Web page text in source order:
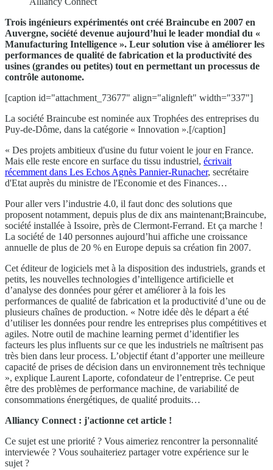
Trois ingénieurs expérimentés ont créé Braincube en 2007 en
Auvergne, société devenue aujourd’hui le leader mondial du «
Manufacturing Intelligence ». Leur solution vise à améliorer les
performances de qualité de fabrication et la productivité des
usines (grandes ou petites) tout en permettant un processus de
contrôle autonome.
[caption id="attachment_73677" align="alignleft" width="337"]
La société Braincube est nominée aux Trophées des entreprises du
Puy-de-Dôme, dans la catégorie « Innovation ».[/caption]
« Des projets ambitieux d'usine du futur voient le jour en France.
Mais elle reste encore en surface du tissu industriel, écrivait
récemment dans Les Echos Agnès Pannier-Runacher, secrétaire
d'Etat auprès du ministre de l'Economie et des Finances…
Pour aller vers l’industrie 4.0, il faut donc des solutions que
proposent notamment, depuis plus de dix ans maintenant;Braincube,
société installée à Issoire, près de Clermont-Ferrand. Et ça marche !
La société de 140 personnes aujourd’hui affiche une croissance
annuelle de plus de 20 % en Europe depuis sa création fin 2007.
Cet éditeur de logiciels met à la disposition des industriels, grands et
petits, les nouvelles technologies d’intelligence artificielle et
d’analyse des données pour gérer et améliorer à la fois les
performances de qualité de fabrication et la productivité d’une ou de
plusieurs chaînes de production. « Notre idée dès le départ a été
d’utiliser les données pour rendre les entreprises plus compétitives et
agiles. Notre outil de machine learning permet d’identifier les
facteurs les plus influents sur ce que les industriels ne maîtrisent pas
très bien dans leur process. L’objectif étant d’apporter une meilleure
capacité de prises de décision dans un environnement très technique
», explique Laurent Laporte, cofondateur de l’entreprise. Ce peut
être des problèmes de performance machine, de variabilité de
consommations énergétiques, de qualité produits…
Alliancy Connect : j'actionne cet article !
Ce sujet est une priorité ? Vous aimeriez rencontrer la personnalité
interviewée ? Vous souhaiteriez partager votre expérience sur le
sujet ?